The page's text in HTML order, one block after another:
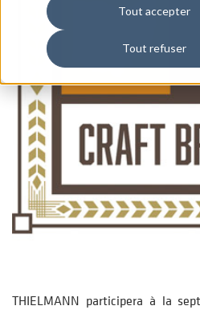
Tout accepter
Tout refuser
THIELMANN participera à la